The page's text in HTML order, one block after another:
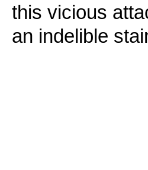
this vicious
an indelible